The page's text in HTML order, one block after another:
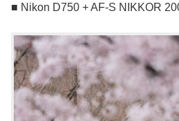
■ Nikon D750 + AF-S NIKKOR